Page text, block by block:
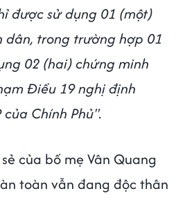
được sử dụng 01 (một)
dân, trong trường hợp 01
02 (hai) chứng minh
Điều 19 nghị định
Chính Phủ".
của bố mẹ Vân Quang
toàn vẫn đang độc thân